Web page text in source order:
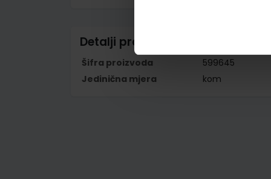
Detalji proizvoda
Šifra proizvoda
599645
Jedinična mjera
kom